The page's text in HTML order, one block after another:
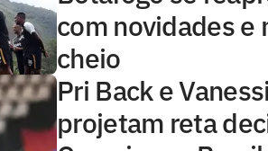
com novidades e
cheio
Pri Back e
projetam reta